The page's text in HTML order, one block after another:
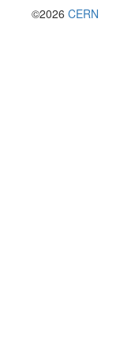
©2026 CERN